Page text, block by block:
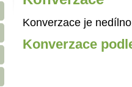
Konverzace je
Konverzace